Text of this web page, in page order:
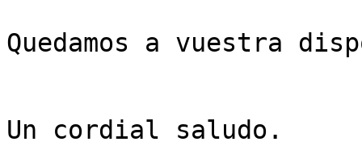
Quedamos a vuestra
Un cordial saludo.